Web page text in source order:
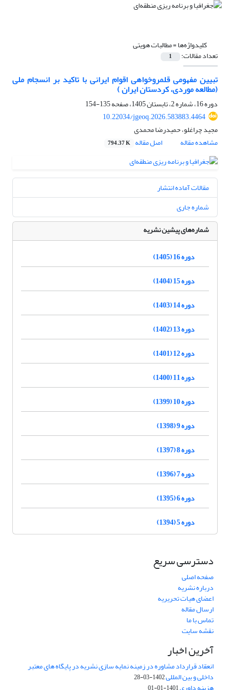
کلیدواژه‌ها =مطالبات هویتی
تعداد مقالات: 1
تبیین مفهومی قلمروخواهی اقوام ایرانی با تاکید بر انسجام ملی
(مطالعه موردی، کردستان ایران )
دوره 16، شماره 2، تابستان 1405، صفحه
135-154
10.22034/jgeoq.2026.583883.4464
مجید چراغلو، حمیدرضا محمدی
مشاهده مقاله
اصل مقاله 794.37 K
مقالات آماده انتشار
شماره جاری
شماره‌های پیشین نشریه
دوره 16 (1405)
دوره 15 (1404)
دوره 14 (1403)
دوره 13 (1402)
دوره 12 (1401)
دوره 11 (1400)
دوره 10 (1399)
دوره 9 (1398)
دوره 8 (1397)
دوره 7 (1396)
دوره 6 (1395)
دوره 5 (1394)
دسترسی سریع
صفحه اصلی
درباره نشریه
اعضای هیات تحریریه
ارسال مقاله
تماس با ما
نقشه سایت
آخرین اخبار
انعقاد قرارداد مشاوره در زمینه نمایه سازی نشریه در پایگاه های معتبر
داخلی و بین المللی1402-03-28